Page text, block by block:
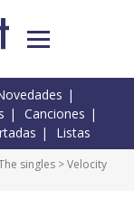
Canciones
Listas
singles > Velocity